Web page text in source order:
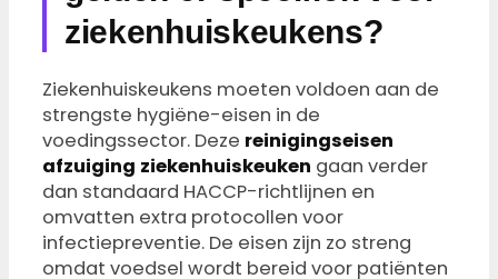
ziekenhuiskeukens?
Ziekenhuiskeukens moeten voldoen aan de
strengste hygiëne-eisen in de
voedingssector. Deze reinigingseisen
afzuiging ziekenhuiskeuken gaan verder
dan standaard HACCP-richtlijnen en
omvatten extra protocollen voor
infectiepreventie. De eisen zijn zo streng
omdat voedsel wordt bereid voor patiënten